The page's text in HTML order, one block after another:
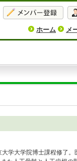
ホーム メ
学大学院博士課程修了